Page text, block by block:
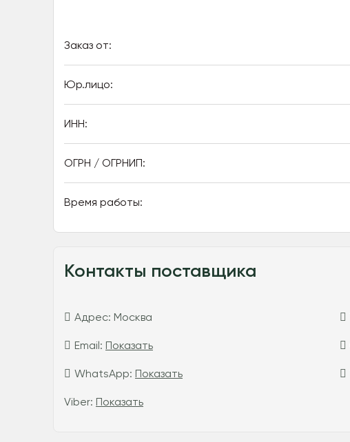
Заказ от:
Юр.лицо:
ИНН:
ОГРН / ОГРНИП:
Время работы:
Контакты поставщика
Адрес: Москва
Email: Показать
WhatsApp: Показать
Viber: Показать